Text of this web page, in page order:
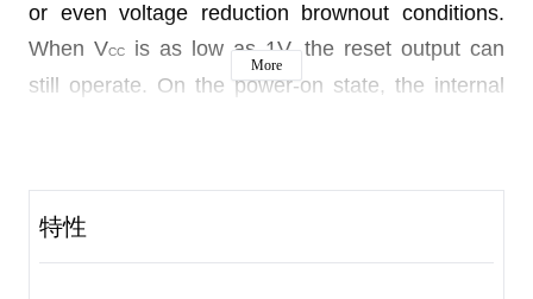
or even voltage reduction brownout conditions.
When VCC
is as low as 1V, the reset output can
still operate. On the power-on state, the internal
the condition is stable.
More
特性